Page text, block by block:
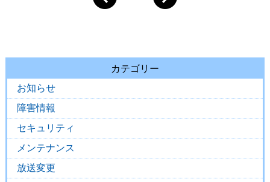
カテゴリー
お知らせ
障害情報
セキュリティ
メンテナンス
放送変更